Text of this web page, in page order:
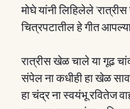
मोघे यांनी लिहिलेले
चित्रपटातील हे गीत
रात्रीस खेळ चाले या गूढ
संपेल ना कधीही हा खेळ
हा चंद्र ना स्वयंभू रवितेज